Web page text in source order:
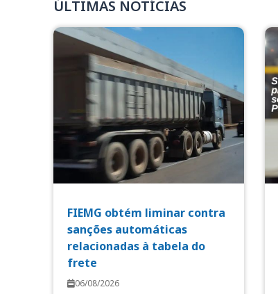
ÚLTIMAS NOTÍCIAS
FIEMG obtém liminar contra
sanções automáticas
relacionadas à tabela do
frete
06/08/2026